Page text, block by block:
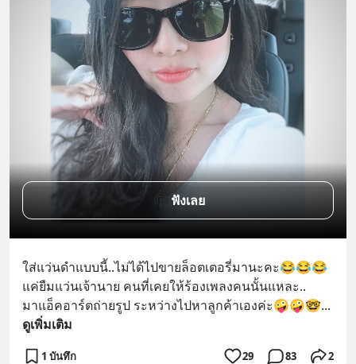
ฟังเลย
ใส่แว่นดำแบบนี้..ไม่ได้ไปขายล็อตเตอรี่มานะคะ😂😂😂
แค่ยืมแว่นเจ้านาย คนที่เคยให้ร้องเพลงคนนั้นแหละ..
มาแอ็คอาร์ตถ่ายรูป ระหว่างไปหาลูกค้าเองค่ะ🤪🤪🤓...
ดูเพิ่มเติม
1 บันทึก 29 83 2